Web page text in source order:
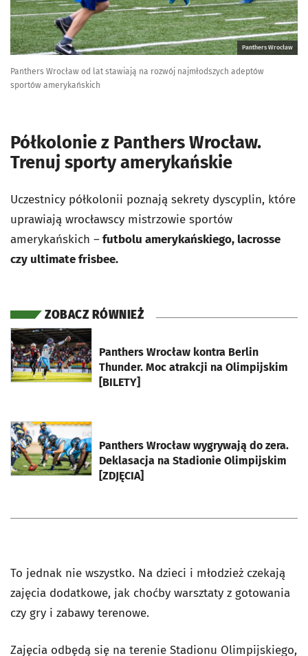
Panthers Wrocław
Panthers Wrocław od lat stawiają na rozwój najmłodszych adeptów
sportów amerykańskich
Półkolonie z Panthers Wrocław.
Trenuj sporty amerykańskie
Uczestnicy półkolonii poznają sekrety dyscyplin, które
uprawiają wrocławscy mistrzowie sportów
amerykańskich –futbolu amerykańskiego, lacrosse
czy ultimate frisbee.
ZOBACZ RÓWNIEŻ
Panthers Wrocław kontra Berlin
Thunder. Moc atrakcji na Olimpijskim
[BILETY]
otworzy się w nowej karcie
Panthers Wrocław wygrywają do zera.
Deklasacja na Stadionie Olimpijskim
[ZDJĘCIA]
otworzy się w nowej karcie
To jednak nie wszystko. Na dzieci i młodzież czekają
zajęcia dodatkowe, jak choćby warsztaty z gotowania
czy gry i zabawy terenowe.
Zajęcia odbędą się na terenie Stadionu Olimpijskiego,